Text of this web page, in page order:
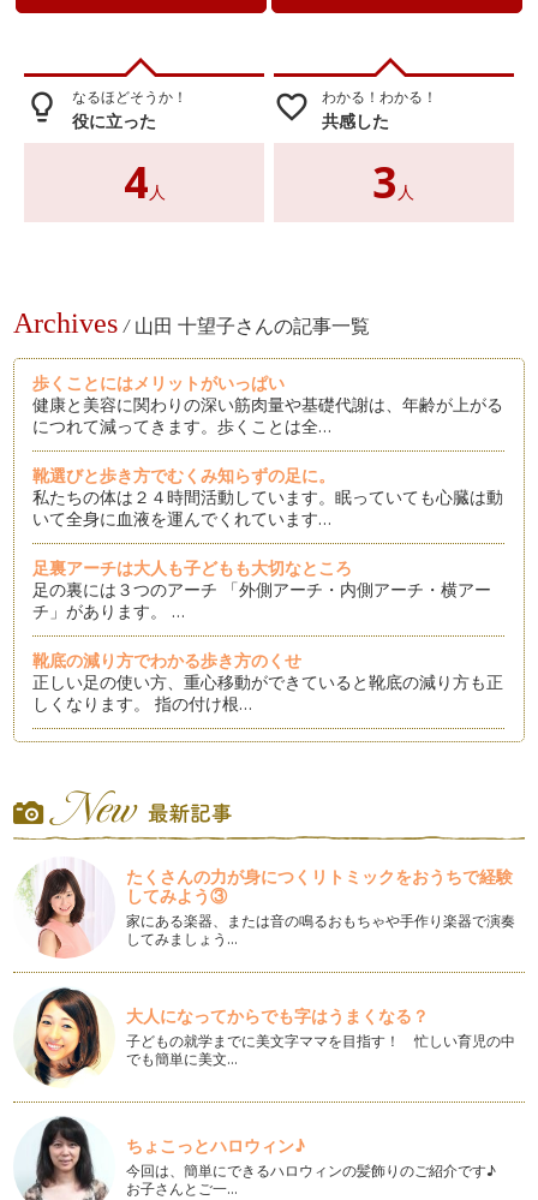
lightbulb_outline なるほどそうか！
役に立った
4 人
favorite_border わかる！わかる！
共感した
3 人
Archives / 山田 十望子さんの記事一覧
歩くことにはメリットがいっぱい
健康と美容に関わりの深い筋肉量や基礎代謝は、年齢が上がる
につれて減ってきます。歩くことは全…
靴選びと歩き方でむくみ知らずの足に。
私たちの体は２４時間活動しています。眠っていても心臓は動
いて全身に血液を運んでくれています…
足裏アーチは大人も子どもも大切なところ
足の裏には３つのアーチ 「外側アーチ・内側アーチ・横アー
チ」があります。 …
靴底の減り方でわかる歩き方のくせ
正しい足の使い方、重心移動ができていると靴底の減り方も正
しくなります。 指の付け根…
歩き方 「エクササイズウォ…
歩き方でダイエット～日常歩き編～
本屋さんやインターネットを見ると、ダイエットの情報は本当
にたくさんあることがわかります。 …
ママの久しぶりハイヒール～選び方～
どんな靴でもそうですが、ハイヒールは特に「足にしっかりフ
ィットする」ことが大切です。 …
入園・卒園、結婚式、ママの久しぶりハイヒール♪
ママになるとハイヒールからは離れて、スニーカーやローヒー
ルの出番が増えます。 お友…
ハッピーを目指す姿勢♪～心と体のつながり～
落ち込んだり、悩んだりするとため息とともに前かがみに猫背
になりがち。 これは誰にで…
たくさんの力が身につくリトミックをおうちで経験
してみよう③
家にある楽器、または音の鳴るおもちゃや手作り楽器で演奏
してみましょう…
大人になってからでも字はうまくなる？
子どもの就学までに美文字ママを目指す！ 忙しい育児の中
でも簡単に美文…
ちょこっとハロウィン♪
今回は、簡単にできるハロウィンの髪飾りのご紹介です♪
お子さんとご一…